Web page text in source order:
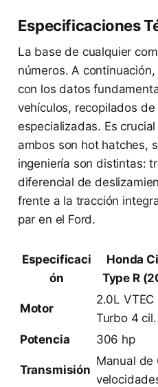
Especificaciones
La base de cualquier
números. A
con los datos
vehículos, recopilados
especializadas. Es
ambos son hot hatches,
ingeniería son distintas:
diferencial de
frente a la tracción
par en el Ford.
Especificaci
ón
Honda
Type R
Motor
2.0L VTEC
Turbo 4 cil.
Potencia
306 hp
Transmisión
Manual de